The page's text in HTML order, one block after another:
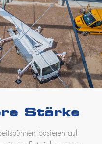
Gerät für jeden Einsatz
Stärke
basieren auf